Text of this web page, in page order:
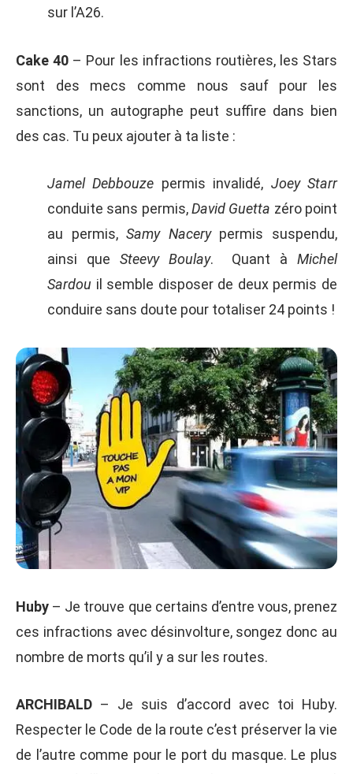
sur l’A26.
Cake 40 – Pour les infractions routières, les Stars
sont des mecs comme nous sauf pour les
sanctions, un autographe peut suffire dans bien
des cas. Tu peux ajouter à ta liste :
Jamel Debbouze permis invalidé, Joey Starr
conduite sans permis,David Guetta zéro point
au permis,Samy Nacerypermis suspendu,
ainsi que Steevy Boulay. Quant àMichel
Sardou il semble disposer de deux permis de
conduire sans doute pour totaliser 24 points !
Huby – Je trouve que certains d’entre vous, prenez
ces infractions avec désinvolture, songez donc au
nombre de morts qu’il y a sur les routes.
ARCHIBALD – Je suis d’accord avec toi Huby.
Respecter le Code de la route c’est préserver la vie
de l’autre comme pour le port du masque. Le plus